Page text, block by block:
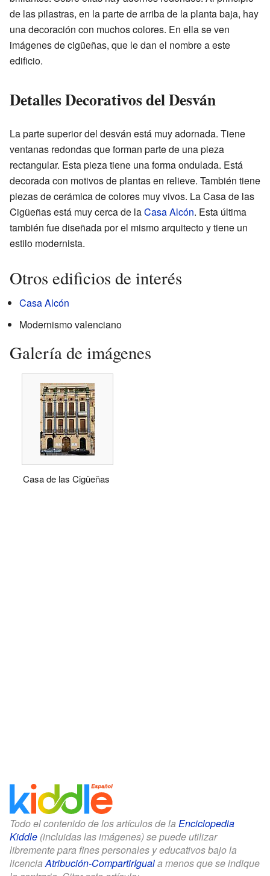
de las pilastras, en la parte de arriba de la planta baja, hay
una decoración con muchos colores. En ella se ven
imágenes de cigüeñas, que le dan el nombre a este
edificio.
Detalles Decorativos del Desván
La parte superior del desván está muy adornada. Tiene
ventanas redondas que forman parte de una pieza
rectangular. Esta pieza tiene una forma ondulada. Está
decorada con motivos de plantas en relieve. También tiene
piezas de cerámica de colores muy vivos. La Casa de las
Cigüeñas está muy cerca de laCasa Alcón. Esta última
también fue diseñada por el mismo arquitecto y tiene un
estilo modernista.
Otros edificios de interés
Casa Alcón
Modernismo valenciano
Galería de imágenes
Casa de las Cigüeñas
Todo el contenido de los artículos de la Enciclopedia
Kiddle (incluidas las imágenes) se puede utilizar
libremente para fines personales y educativos bajo la
licenciaAtribución-CompartirIguala menos que se indique